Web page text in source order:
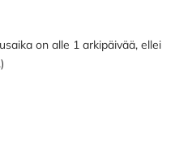
on alle 1 arkipäivää, ellei